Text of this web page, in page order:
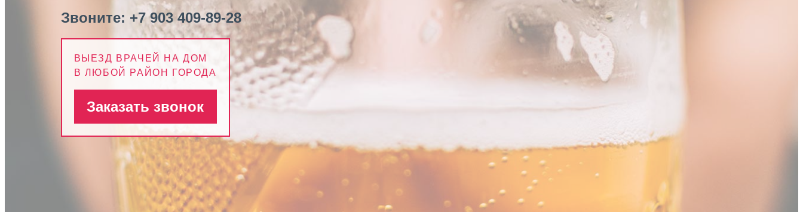
Звоните: +7 903 409-89-28
ВЫЕЗД ВРАЧЕЙ НА ДОМ
В ЛЮБОЙ РАЙОН ГОРОДА
Заказать звонок